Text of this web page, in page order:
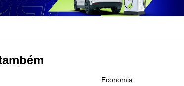
Economia